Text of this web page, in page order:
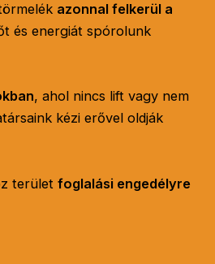
azonnal felkerül a
és energiát spórolunk
, ahol nincs lift vagy nem
kézi erővel oldják
terület foglalási engedélyre